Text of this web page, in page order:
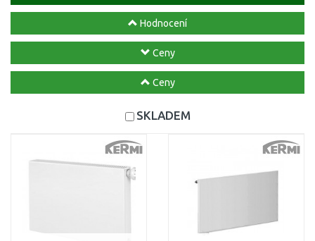
Hodnocení
Ceny
Ceny
SKLADEM